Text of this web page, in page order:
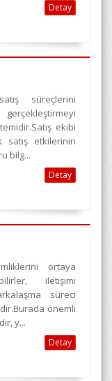
Detay
süreçlerini
ekibi
etkilerinin
bilg...
Detay
ortaya
iletişimi
süreci
önemli
y...
Detay